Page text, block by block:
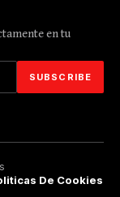
en tu
De Cookies